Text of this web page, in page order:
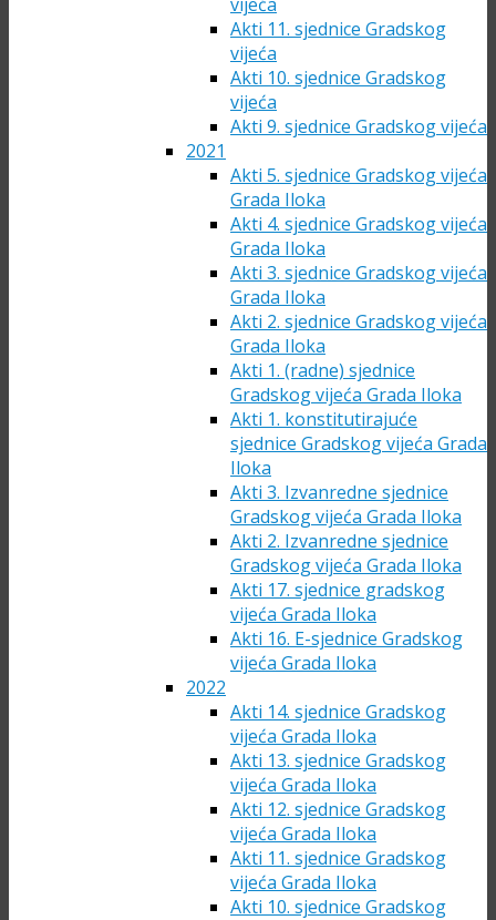
Akti 11. sjednice Gradskog
vijeća
Akti 10. sjednice Gradskog
vijeća
Akti 9. sjednice Gradskog vijeća
2021
Akti 5. sjednice Gradskog vijeća
Grada Iloka
Akti 4. sjednice Gradskog vijeća
Grada Iloka
Akti 3. sjednice Gradskog vijeća
Grada Iloka
Akti 2. sjednice Gradskog vijeća
Grada Iloka
Akti 1. (radne) sjednice
Gradskog vijeća Grada Iloka
Akti 1. konstitutirajuće
sjednice Gradskog vijeća Grada
Iloka
Akti 3. Izvanredne sjednice
Gradskog vijeća Grada Iloka
Akti 2. Izvanredne sjednice
Gradskog vijeća Grada Iloka
Akti 17. sjednice gradskog
vijeća Grada Iloka
Akti 16. E-sjednice Gradskog
vijeća Grada Iloka
2022
Akti 14. sjednice Gradskog
vijeća Grada Iloka
Akti 13. sjednice Gradskog
vijeća Grada Iloka
Akti 12. sjednice Gradskog
vijeća Grada Iloka
Akti 11. sjednice Gradskog
vijeća Grada Iloka
Akti 10. sjednice Gradskog